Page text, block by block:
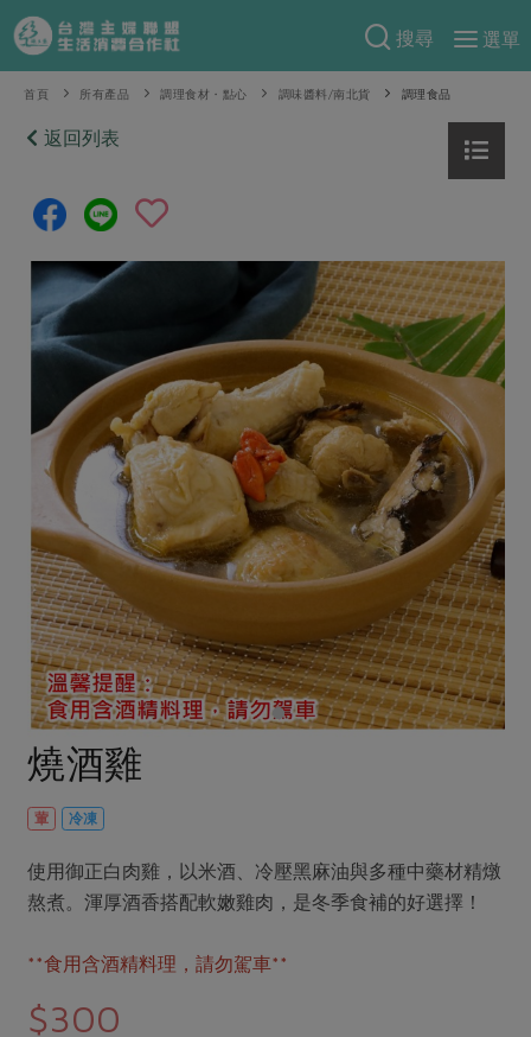
搜尋
選單
產品分類
當季蔬果
芽苗類
辛香料類
奶蛋豆・五穀
乳製品
豆製品 米麵雜糧
肉品・水產
畜產肉類 水產
水畜加工品
調理食材・點心
調味醬料/南北貨 烘焙
休閒零嘴 沖泡飲品
保健食品
美妝保養 個人清潔
日用品
防災用品
食譜料理
食材
麵食
肉食
常備菜
蔬食
蛋料理
料理方式
烘焙．點心
醬料
湯品．鍋物
漬物
異國料理
年菜食譜
特別企畫
預購活動
把最好的台灣味帶回家！
防災用品預購圓滿結束
2026年端午節預購圓滿結束
更多預購活動
當季產品
傳到心坎裡，誠心又澎派
合作25-經典快閃最後一週
合作25-精選產品第四彈
更多當季產品
議題活動
主婦聯盟X樂齡網特約優惠案
2024農業發展計畫年度報告
傳到心坎裡，誠心又澎派
綠主張
觀點文章
一籃菜真心話
社內大小事 合作聯合國
產品故事 生活提案
樂齡生活 親子食育
廚房瑜伽
關注議題
減硝酸鹽 惜食
非基改運動 支持本土農糧
減添加物
公益金
更多議題
關於合作社
認識合作社
關於我們
合作社組織
員工與求才
產品檢驗
自主把關
檢驗報告
硝酸鹽檢驗
社員權益
社務專區
最新消息
重要公告
首頁 所有產品 調理食材・點心 調味醬料/南北貨 調理食品
返回列表
燒酒雞
葷 冷凍
使用御正白肉雞，以米酒、冷壓黑麻油與多種中藥材精燉
熬煮。渾厚酒香搭配軟嫩雞肉，是冬季食補的好選擇！
**食用含酒精料理，請勿駕車**
$300